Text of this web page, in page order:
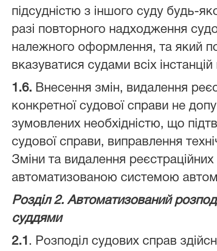
підсудністю з іншого суду будь-
разі повторного надходження
належного оформлення, та який
вказуватися судами всіх
1.6. Внесення змін, видалення
конкретної судової справи не
зумовлених необхідністю, що
судової справи, виправлення
Зміни та видалення
автоматизованою системою
Розділ 2. Автоматизований р
суддями
2.1 . Розподіл судових справ